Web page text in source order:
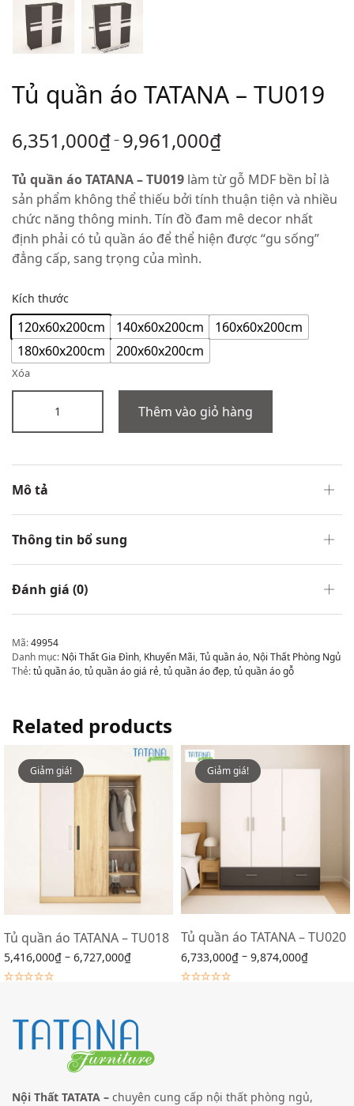
Tủ quần áo TATANA – TU019
6,351,000₫ – 9,961,000₫
Tủ quần áo TATANA – TU019 làm từ gỗ MDF bền bỉ là
sản phẩm không thể thiếu bởi tính thuận tiện và nhiều
chức năng thông minh. Tín đồ đam mê decor nhất
định phải có tủ quần áo để thể hiện được “gu sống”
đẳng cấp, sang trọng của mình.
Kích thước
120x60x200cm 140x60x200cm
160x60x200cm
180x60x200cm
200x60x200cm
Xóa
Thêm vào giỏ hàng
Mô tả
Thông tin bổ sung
Đánh giá (0)
Mã:49954
Danh mục: Nội Thất Gia Đình, Khuyến Mãi,Tủ quần áo, Nội Thất Phòng Ngủ
Thẻ:tủ quần áo,tủ quần áo giá rẻ,tủ quần áo đẹp,tủ quần áo gỗ
Related products
Giảm giá!
Tủ quần áo TATANA – TU018
5,416,000₫ – 6,727,000₫
Lựa chọn các tùy chọn
Giảm giá!
Tủ quần áo TATANA – TU020
6,733,000₫ – 9,874,000₫
Lựa chọn các tùy chọn
Giảm giá!
Nội Thất TATATA –chuyên cung cấp nội thất phòng ngủ,